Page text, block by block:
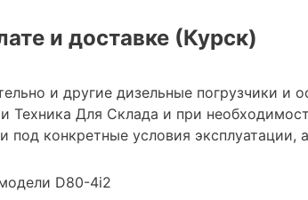
и доставке (Курск)
и другие дизельные погрузчики и
Техника Для Склада и при
под конкретные условия эксплуатации,
D80-4i2